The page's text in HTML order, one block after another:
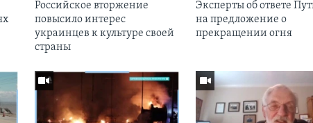
Российское вторжение
повысило интерес
украинцев к культуре своей
страны
Эксперты об ответе
на предложение о
прекращении огня